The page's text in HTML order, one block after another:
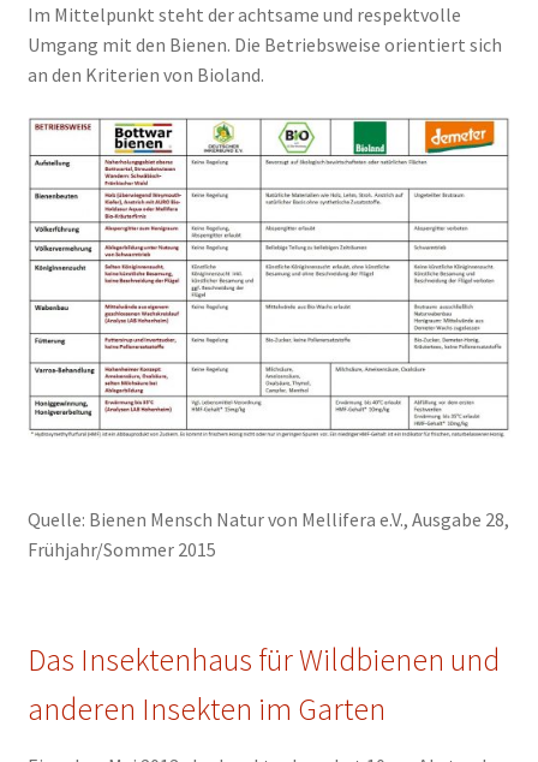
Im Mittelpunkt steht der achtsame und respektvolle
Umgang mit den Bienen. Die Betriebsweise orientiert sich
an den Kriterien von Bioland.
Quelle: Bienen Mensch Natur von Mellifera e.V., Ausgabe 28,
Frühjahr/Sommer 2015
Das Insektenhaus für Wildbienen und
anderen Insekten im Garten